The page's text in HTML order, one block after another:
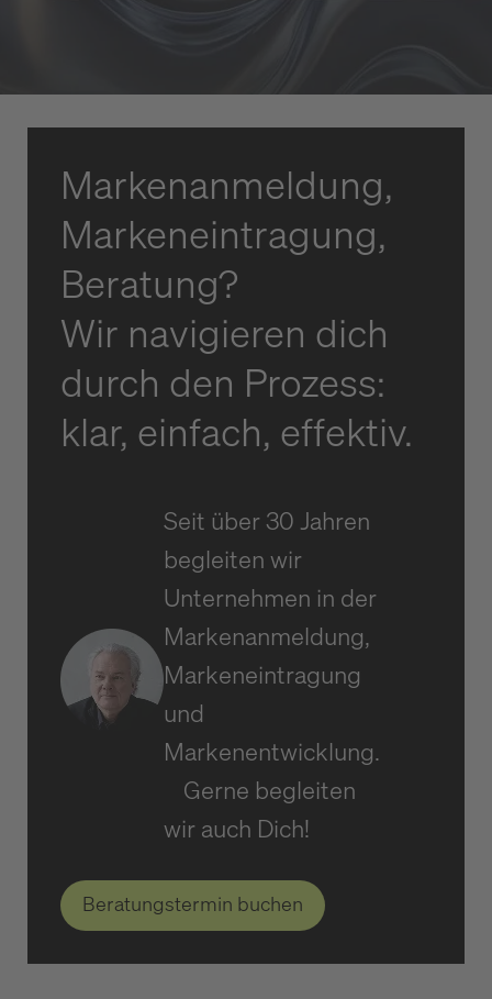
Markenanmeldung,
Markeneintragung,
Beratung?
Wir navigieren dich
durch den Prozess:
klar, einfach, effektiv.
Seit über 30 Jahren
begleiten wir
Unternehmen in der
Markenanmeldung,
Markeneintragung
und
Markenentwicklung.
Gerne begleiten
wir auch Dich!
Beratungstermin buchen